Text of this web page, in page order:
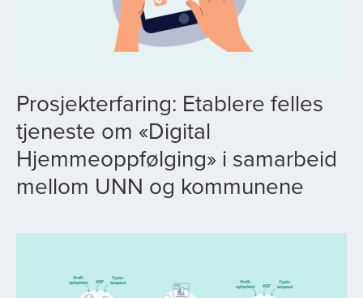
Prosjekterfaring: Etablere felles
tjeneste om «Digital
Hjemmeoppfølging» i samarbeid
mellom UNN og kommunene